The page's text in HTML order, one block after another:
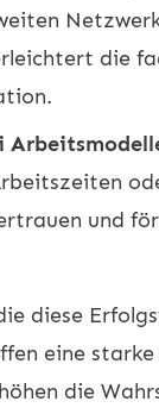
die
und
diese
eine
die